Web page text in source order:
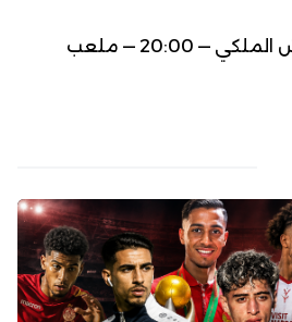
• الفتح الرياضي × الجيش الملكي — 20:00 — ملعب